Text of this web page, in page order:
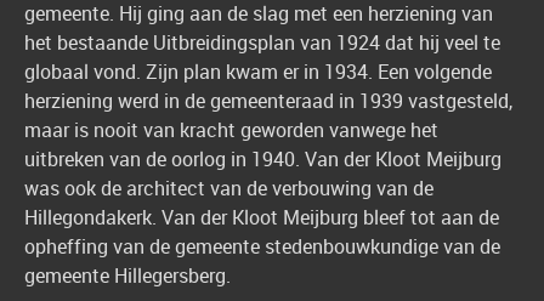
gemeente. Hij ging aan de slag met een herziening van
het bestaande Uitbreidingsplan van 1924 dat hij veel te
globaal vond. Zijn plan kwam er in 1934. Een volgende
herziening werd in de gemeenteraad in 1939 vastgesteld,
maar is nooit van kracht geworden vanwege het
uitbreken van de oorlog in 1940. Van der Kloot Meijburg
was ook de architect van de verbouwing van de
Hillegondakerk. Van der Kloot Meijburg bleef tot aan de
opheffing van de gemeente stedenbouwkundige van de
gemeente Hillegersberg.